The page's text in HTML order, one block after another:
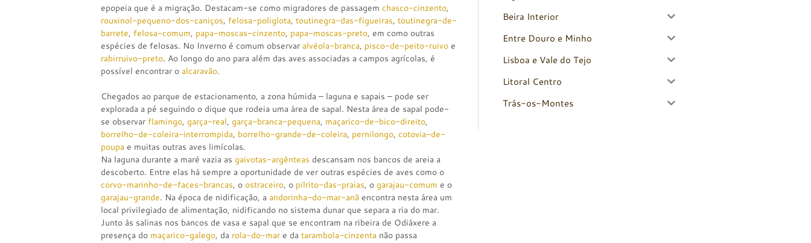
epopeia que é a migração. Destacam-se como migradores de passagem chasco-cinzento,
rouxinol-pequeno-dos-caniços, felosa-poliglota, toutinegra-das-figueiras, toutinegra-de-
barrete, felosa-comum, papa-moscas-cinzento, papa-moscas-preto, em como outras
espécies de felosas. No Inverno é comum observar alvéola-branca, pisco-de-peito-ruivo e
rabirruivo-preto. Ao longo do ano para além das aves associadas a campos agrícolas, é
possível encontrar o alcaravão.
Chegados ao parque de estacionamento, a zona húmida – laguna e sapais – pode ser
explorada a pé seguindo o dique que rodeia uma área de sapal. Nesta área de sapal pode-
se observar flamingo, garça-real, garça-branca-pequena, maçarico-de-bico-direito,
borrelho-de-coleira-interrompida, borrelho-grande-de-coleira, pernilongo, cotovia-de-
poupa e muitas outras aves limícolas.
Na laguna durante a maré vazia as gaivotas-argênteas descansam nos bancos de areia a
descoberto. Entre elas há sempre a oportunidade de ver outras espécies de aves como o
corvo-marinho-de-faces-brancas, o ostraceiro, o pilrito-das-praias, o garajau-comum e o
garajau-grande. Na época de nidificação, a andorinha-do-mar-anã encontra nesta área um
local privilegiado de alimentação, nidificando no sistema dunar que separa a ria do mar.
Junto às salinas nos bancos de vasa e sapal que se encontram na ribeira de Odiáxere a
presença do maçarico-galego, da rola-do-mare da tarambola-cinzenta não passa
Beira Interior
Entre Douro e Minho
Lisboa e Vale do Tejo
Litoral Centro
Trás-os-Montes